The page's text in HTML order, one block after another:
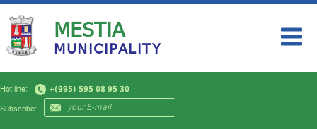
Hot line: +(995) 595 08 95 30
Subscribe:
MESTIA
MUNICIPALITY
HOME
MY CITY